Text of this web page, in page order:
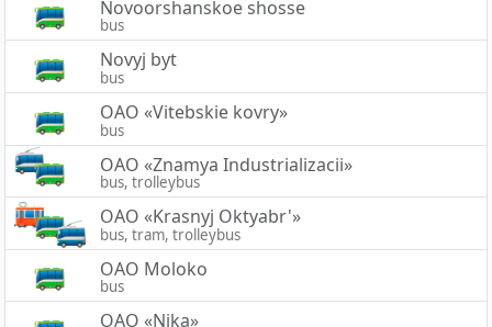
Novoorshanskoe shosse
bus
Novyj byt
bus
OAO «Vitebskie kovry»
bus
OAO «Znamya Industrializacii»
bus, trolleybus
OAO «Krasnyj Oktyabr'»
bus, tram, trolleybus
OAO Moloko
bus
OAO «Nika»